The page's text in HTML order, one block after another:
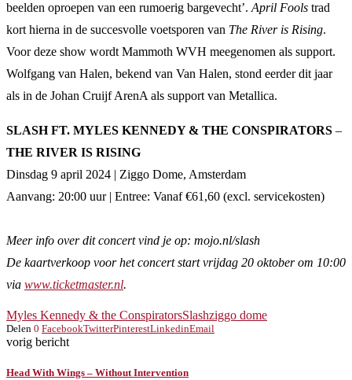
beelden oproepen van een rumoerig bargevecht’. April Fools trad
kort hierna in de succesvolle voetsporen van The River is Rising.
Voor deze show wordt Mammoth WVH meegenomen als support.
Wolfgang van Halen, bekend van Van Halen, stond eerder dit jaar
als in de Johan Cruijf ArenA als support van Metallica.
SLASH FT. MYLES KENNEDY & THE CONSPIRATORS –
THE RIVER IS RISING
Dinsdag 9 april 2024 | Ziggo Dome, Amsterdam
Aanvang: 20:00 uur | Entree: Vanaf €61,60 (excl. servicekosten)
Meer info over dit concert vind je op: mojo.nl/slash
De kaartverkoop voor het concert start vrijdag 20 oktober om 10:00
via www.ticketmaster.nl.
Myles Kennedy & the ConspiratorsSlashziggo dome
Delen 0 FacebookTwitterPinterestLinkedinEmail
vorig bericht
Head With Wings – Without Intervention